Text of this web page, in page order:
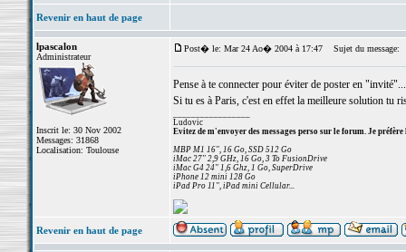
Revenir en haut de page
lpascalon
Administrateur
Inscrit le: 30 Nov 2002
Messages: 31868
Localisation: Toulouse
Post� le: Mar 24 Ao� 2004 à 17:47 Sujet du message:
Pense à te connecter pour éviter de poster en "invité"...
Si tu es à Paris, c'est en effet la meilleure solution tu
Ludovic
Evitez de m'envoyer des messages perso sur le forum. Je préfère
MBP M1 16", 16 Go, SSD 512 Go
iMac 27" 2,9 GHz, 16 Go, 3 To FusionDrive
iMac G4 24" 1,6 Ghz, 1 Go, SuperDrive
iPhone 12 mini 128 Go
iPad Pro 11", iPad mini Cellular...
Revenir en haut de page